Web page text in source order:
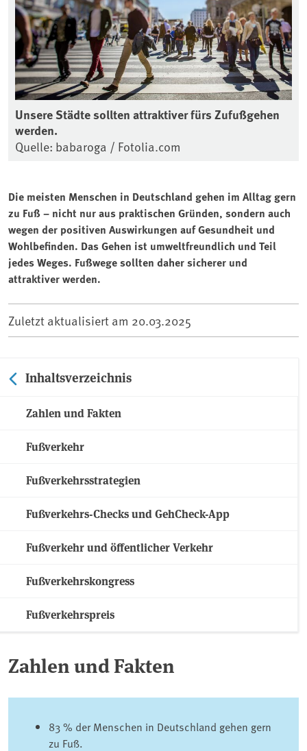
Unsere Städte sollten attraktiver fürs Zufußgehen
werden.
Quelle: babaroga / Fotolia.com
Die meisten Menschen in Deutschland gehen im Alltag gern
zu Fuß – nicht nur aus praktischen Gründen, sondern auch
wegen der positiven Auswirkungen auf Gesundheit und
Wohlbefinden. Das Gehen ist umweltfreundlich und Teil
jedes Weges. Fußwege sollten daher sicherer und
attraktiver werden.
Zuletzt aktualisiert am 20.03.2025
Inhaltsverzeichnis
Zahlen und Fakten
Fußverkehr
Fußverkehrsstrategien
Fußverkehrs-Checks und GehCheck-App
Fußverkehr und öffentlicher Verkehr
Fußverkehrskongress
Fußverkehrspreis
Zahlen und Fakten
83 % der Menschen in Deutschland gehen gern
zu Fuß.